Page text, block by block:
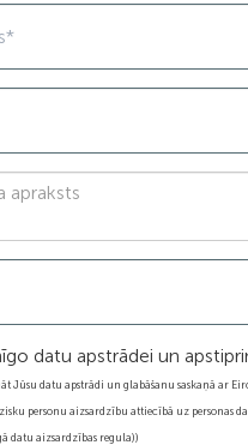
datu apstrādei un
Jūsu datu apstrādi un glabāšanu saskaņā ar
personu aizsardzību attiecībā uz personas
datu aizsardzības regula))